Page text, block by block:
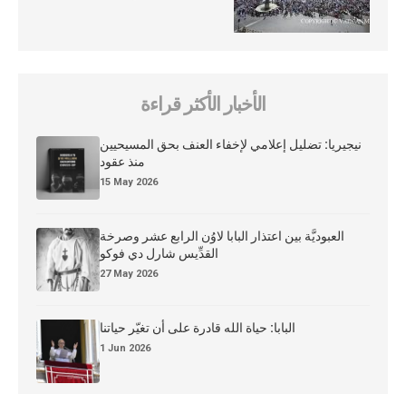
الأخبار الأكثر قراءة
نيجيريا: تضليل إعلامي لإخفاء العنف بحق المسيحيين
منذ عقود
15 May 2026
العبوديَّة بين اعتذار البابا لاوُن الرابع عشر وصرخة
القدِّيس شارل دي فوكو
27 May 2026
البابا: حياة الله قادرة على أن تغيّر حياتنا
1 Jun 2026